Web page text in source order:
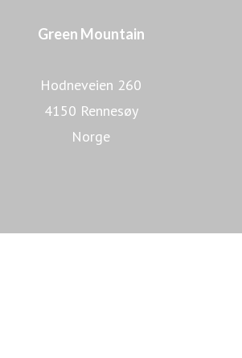
Green Mountain
Hodneveien 260
4150 Rennesøy
Norge